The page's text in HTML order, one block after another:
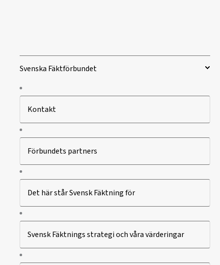
Svenska Fäktförbundet
Kontakt
Förbundets partners
Det här står Svensk Fäktning för
Svensk Fäktnings strategi och våra värderingar